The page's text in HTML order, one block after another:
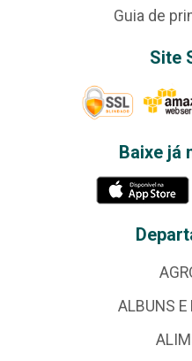
Guia de
Site
Baixe já
ALBUNS E